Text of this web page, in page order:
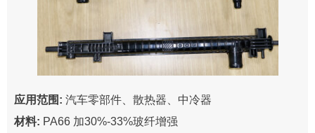
应用范围: 汽车零部件、散热器、中冷器
材料: PA66 加30%-33%玻纤增强